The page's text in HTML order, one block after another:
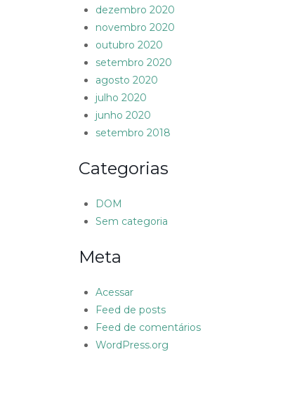
dezembro 2020
novembro 2020
outubro 2020
setembro 2020
agosto 2020
julho 2020
junho 2020
setembro 2018
Categorias
DOM
Sem categoria
Meta
Acessar
Feed de posts
Feed de comentários
WordPress.org